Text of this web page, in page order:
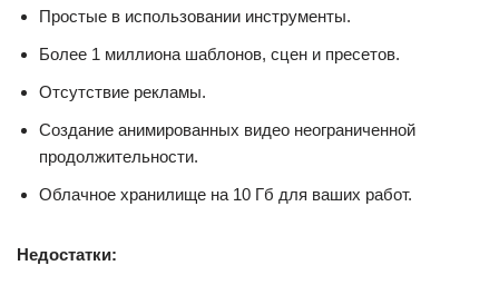
Простые в использовании инструменты.
Более 1 миллиона шаблонов, сцен и пресетов.
Отсутствие рекламы.
Создание анимированных видео неограниченной
продолжительности.
Облачное хранилище на 10 Гб для ваших работ.
Недостатки: